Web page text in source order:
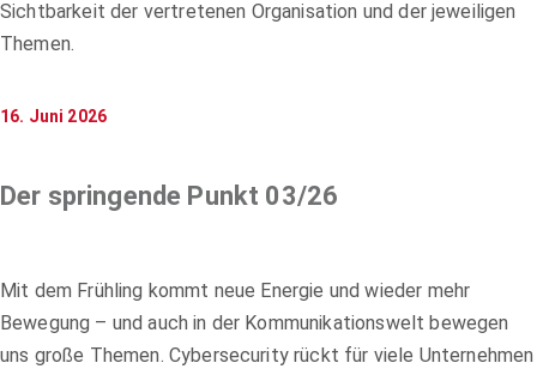
Sichtbarkeit der vertretenen Organisation und der jeweiligen
Themen.
16. Juni 2026
Der springende Punkt 03/26
Mit dem Frühling kommt neue Energie und wieder mehr
Bewegung – und auch in der Kommunikationswelt bewegen
uns große Themen. Cybersecurity rückt für viele Unternehmen